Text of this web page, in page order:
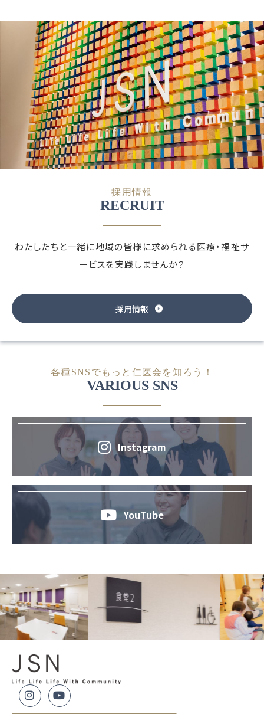
採用情報
RECRUIT
わたしたちと一緒に地域の皆様に求められる医療・福祉サ
ービスを実践しませんか？
採用情報
各種SNSでもっと仁医会を知ろう！
VARIOUS SNS
Instagram
YouTube